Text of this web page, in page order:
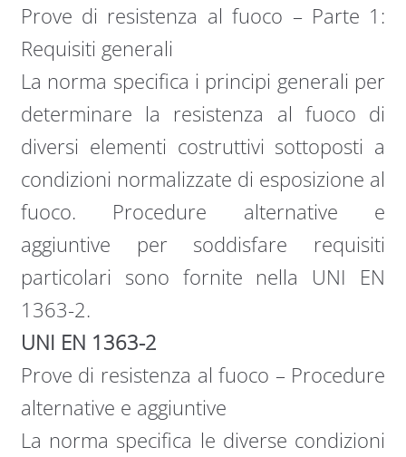
Prove di resistenza al fuoco – Parte 1:
Requisiti generali
La norma specifica i principi generali per
determinare la resistenza al fuoco di
diversi elementi costruttivi sottoposti a
condizioni normalizzate di esposizione al
fuoco. Procedure alternative e
aggiuntive per soddisfare requisiti
particolari sono fornite nella UNI EN
1363-2.
UNI EN 1363-2
Prove di resistenza al fuoco – Procedure
alternative e aggiuntive
La norma specifica le diverse condizioni